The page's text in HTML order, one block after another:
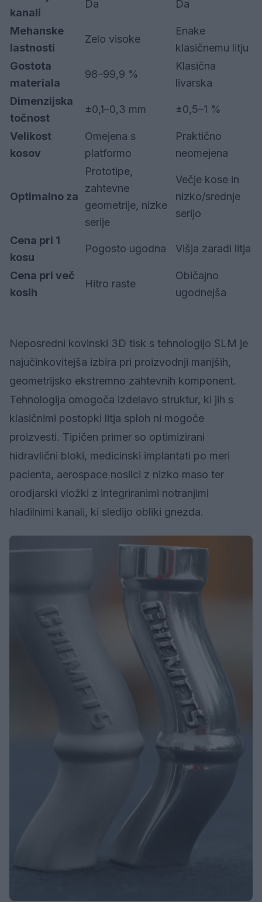
kanali
Da Da
Mehanske
lastnosti
Zelo visoke
Enake
klasičnemu litju
Gostota
materiala
98–99,9 %
Klasična
livarska
Dimenzijska
točnost
±0,1–0,3 mm ±0,5–1 %
Velikost
kosov
Omejena s
platformo
Praktično
neomejena
Optimalno za
Prototipe,
zahtevne
geometrije, nizke
serije
Večje kose in
nizko/srednje
serijo
Cena pri 1
kosu
Pogosto ugodna Višja zaradi litja
Cena pri več
kosih
Hitro raste
Običajno
ugodnejša
Neposredni kovinski 3D tisk s tehnologijo SLM je
najučinkovitejša izbira pri proizvodnji manjših,
geometrijsko ekstremno zahtevnih komponent.
Tehnologija omogoča izdelavo struktur, ki jih s
klasičnimi postopki litja sploh ni mogoče
proizvesti. Tipičen primer so optimizirani
hidravlični bloki, medicinski implantati po meri
pacienta, aerospace nosilci z nizko maso ter
orodjarski vložki z integriranimi notranjimi
hladilnimi kanali, ki sledijo obliki gnezda.